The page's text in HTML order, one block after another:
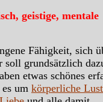
geistige, mentale
Fähigkeit, sich
soll grundsätzlich
etwas schönes
um körperliche Lust